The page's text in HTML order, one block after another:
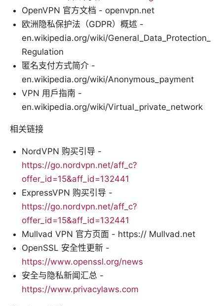
OpenVPN 官方文档 - openvpn.net
欧洲隐私保护法（GDPR）概述 -
en.wikipedia.org/wiki/General_Data_Protection_
Regulation
匿名支付方式简介 -
en.wikipedia.org/wiki/Anonymous_payment
VPN 用户指南 -
en.wikipedia.org/wiki/Virtual_private_network
相关链接
NordVPN 购买引导 -
https://go.nordvpn.net/aff_c?
offer_id=15&aff_id=132441
ExpressVPN 购买引导 -
https://go.nordvpn.net/aff_c?
offer_id=15&aff_id=132441
Mullvad VPN 官方页面 - https:// Mullvad.net
OpenSSL 安全性更新 -
https://www.openssl.org/news
安全与隐私新闻汇总 -
https://www.privacylaws.com